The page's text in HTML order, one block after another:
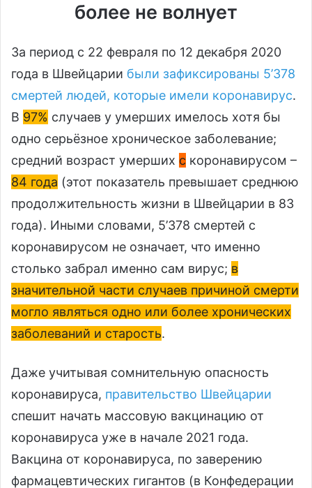
более не волнует
За период с 22 февраля по 12 декабря 2020
года в Швейцарии были зафиксированы 5’378
смертей людей, которые имели коронавирус.
В 97% случаев у умерших имелось хотя бы
одно серьёзное хроническое заболевание;
средний возраст умерших с коронавирусом –
84 года (этот показатель превышает среднюю
продолжительность жизни в Швейцарии в 83
года). Иными словами, 5’378 смертей с
коронавирусом не означает, что именно
столько забрал именно сам вирус; в
значительной части случаев причиной смерти
могло являться одно или более хронических
заболеваний и старость.
Даже учитывая сомнительную опасность
коронавируса, правительство Швейцарии
спешит начать массовую вакцинацию от
коронавируса уже в начале 2021 года.
Вакцина от коронавируса, по заверению
фармацевтических гигантов (в Конфедерации